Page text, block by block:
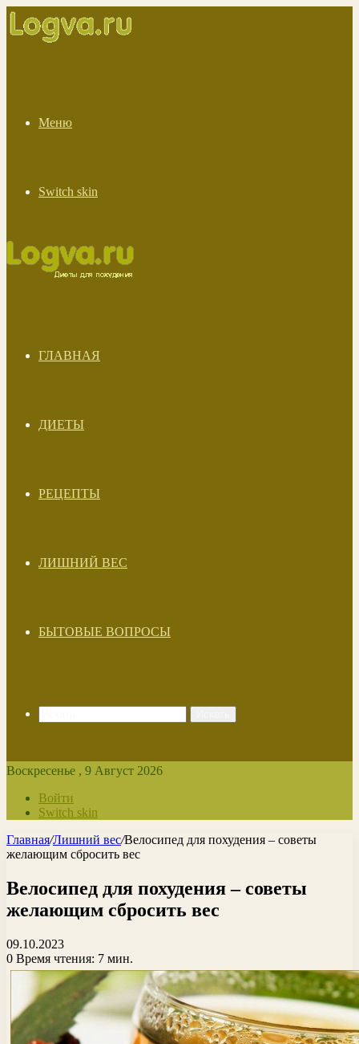
Меню
Switch skin
ГЛАВНАЯ
ДИЕТЫ
РЕЦЕПТЫ
ЛИШНИЙ ВЕС
БЫТОВЫЕ ВОПРОСЫ
Воскресенье , 9 Август 2026
Войти
Switch skin
Главная/Лишний вес/Велосипед для похудения – советы
желающим сбросить вес
Велосипед для похудения – советы
желающим сбросить вес
09.10.2023
0 Время чтения: 7 мин.